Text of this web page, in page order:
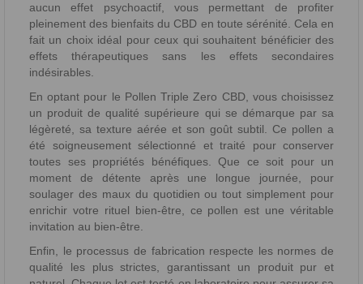
aucun effet psychoactif, vous permettant de profiter
pleinement des bienfaits du CBD en toute sérénité. Cela en
fait un choix idéal pour ceux qui souhaitent bénéficier des
effets thérapeutiques sans les effets secondaires
indésirables.
En optant pour le Pollen Triple Zero CBD, vous choisissez
un produit de qualité supérieure qui se démarque par sa
légèreté, sa texture aérée et son goût subtil. Ce pollen a
été soigneusement sélectionné et traité pour conserver
toutes ses propriétés bénéfiques. Que ce soit pour un
moment de détente après une longue journée, pour
soulager des maux du quotidien ou tout simplement pour
enrichir votre rituel bien-être, ce pollen est une véritable
invitation au bien-être.
Enfin, le processus de fabrication respecte les normes de
qualité les plus strictes, garantissant un produit pur et